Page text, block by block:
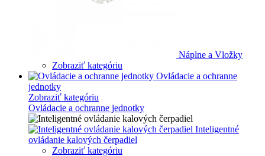
Náplne a Vložky
Zobraziť kategóriu
Ovládacie a ochranne
jednotky
Zobraziť kategóriu
Ovládacie a ochranne jednotky
Inteligentné
ovládanie kalových čerpadiel
Zobraziť kategóriu